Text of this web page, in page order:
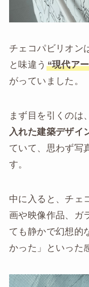
チェコパビリオン
と味違う “現代ア
がっていました。
まず目を引くのは、
入れた建築デザイ
ていて、思わず写
す。
中に入ると、チェ
画や映像作品、ガ
ても静かで幻想的
かった」といった